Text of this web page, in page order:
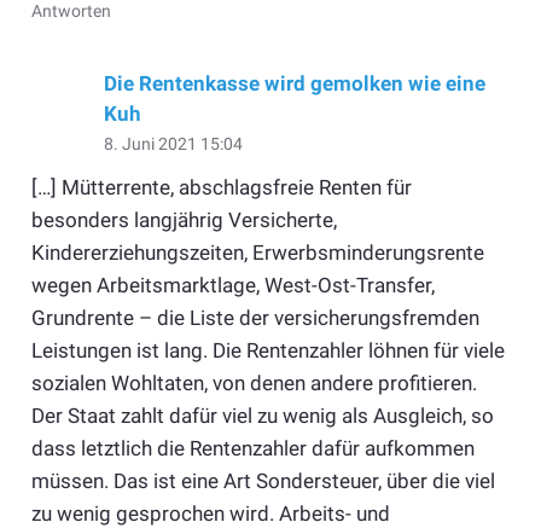
Antworten
Die Rentenkasse wird gemolken wie eine
Kuh
8. Juni 2021 15:04
[…] Mütterrente, abschlagsfreie Renten für
besonders langjährig Versicherte,
Kindererziehungszeiten, Erwerbsminderungsrente
wegen Arbeitsmarktlage, West-Ost-Transfer,
Grundrente – die Liste der versicherungsfremden
Leistungen ist lang. Die Rentenzahler löhnen für viele
sozialen Wohltaten, von denen andere profitieren.
Der Staat zahlt dafür viel zu wenig als Ausgleich, so
dass letztlich die Rentenzahler dafür aufkommen
müssen. Das ist eine Art Sondersteuer, über die viel
zu wenig gesprochen wird. Arbeits- und